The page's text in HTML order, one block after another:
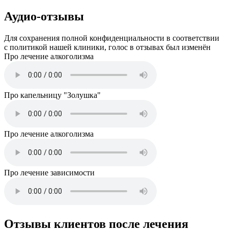
Аудио-отзывы
Для сохранения полной конфиденциальности в соответствии
с политикой нашей клиники, голос в отзывах был изменён
Про лечение алкоголизма
Про капельницу "Золушка"
Про лечение алкоголизма
Про лечение зависимости
Отзывы клиентов после лечения